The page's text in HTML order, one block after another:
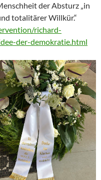
der Absturz „in
totalitärer Willkür.“
richard-
der-demokratie.html